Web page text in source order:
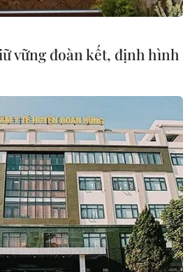
bắt 3 đối tượng cướp giật
vững đoàn kết, định hình